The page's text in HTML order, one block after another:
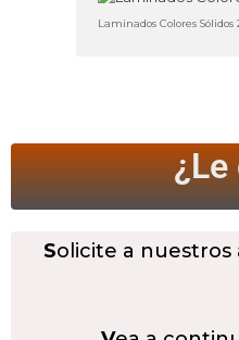
Laminados Colores Sólidos
Solicite a nuestros